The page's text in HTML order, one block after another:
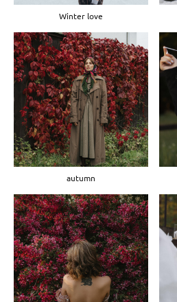
Winter love
autumn